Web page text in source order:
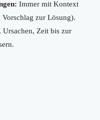
Immer mit Kontext
zur Lösung).
Zeit bis zur